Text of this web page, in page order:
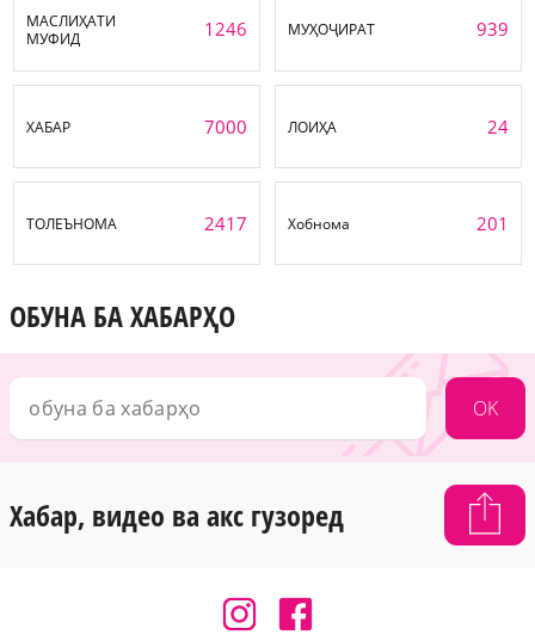
МАСЛИҲАТИ
МУФИД
1246 МУҲОҶИРАТ 939
ХАБАР 7000 ЛОИҲА 24
ТОЛЕЪНОМА 2417 Хобнома 201
ОБУНА БА ХАБАРҲО
OK
Хабар, видео ва акс гузоред